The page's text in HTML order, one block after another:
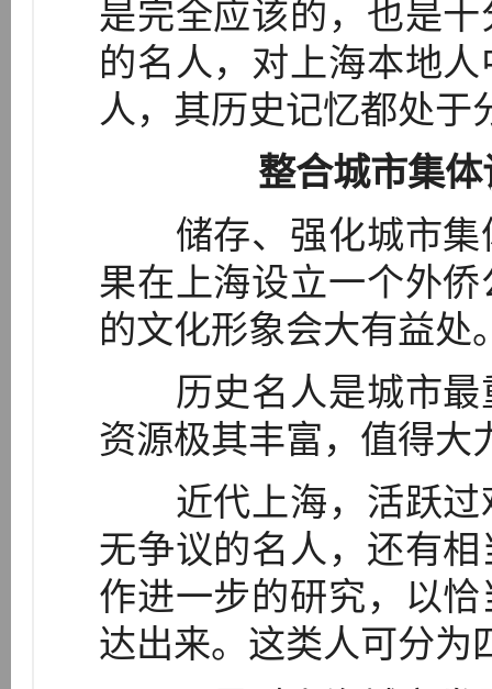
是完全应该的，也是
的名人，对上海本地
人，其历史记忆都处于
整合城市集
储存、强化城市集
果在上海设立一个外
的文化形象会大有益处
历史名人是城市最
资源极其丰富，值得大
近代上海，活跃过
无争议的名人，还有
作进一步的研究，以
达出来。这类人可分为